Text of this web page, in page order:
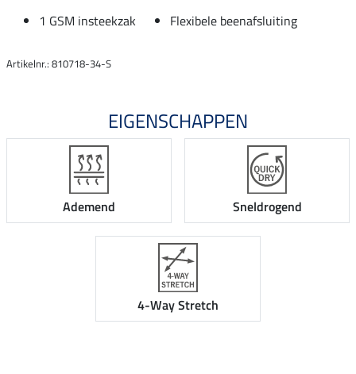
1 GSM insteekzak
Flexibele beenafsluiting
Artikelnr.: 810718-34-S
EIGENSCHAPPEN
Ademend Sneldrogend
4-Way Stretch